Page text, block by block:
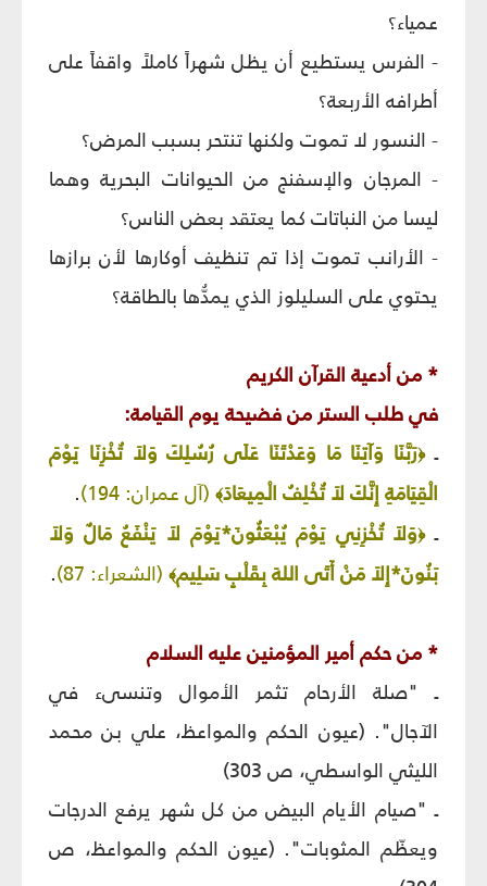
عمياء؟
- الفرس يستطيع أن يظل شهراً كاملاً واقفاً على
أطرافه الأربعة؟
- النسور لا تموت ولكنها تنتحر بسبب المرض؟
- المرجان والإسفنج من الحيوانات البحرية وهما
ليسا من النباتات كما يعتقد بعض الناس؟
- الأرانب تموت إذا تم تنظيف أوكارها لأن برازها
يحتوي على السليلوز الذي يمدُّها بالطاقة؟
* من أدعية القرآن الكريم
في طلب الستر من فضيحة يوم القيامة:
ـ﴿رَبَّنَا وَآتِنَا مَا وَعَدْتَنَا عَلَى رُسُلِكَ وَلاَ تُخْزِنَا يَوْمَ
الْقِيَامَةِ إِنَّكَ لاَ تُخْلِفُ الْمِيعَادَ﴾ (آل عمران: 194)
.
ـ﴿وَلاَ تُخْزِنِي يَوْمَ يُبْعَثُونَ*يَوْمَ لاَ يَنْفَعُ مَالٌ وَلاَ
بَنُونَ*إِلاَ مَنْ أَتَى اللهَ بِقَلْبٍ سَلِيم﴾ (الشعراء: 87) .
* من حكم أمير المؤمنين عليه السلام
ـ "صلة الأرحام تثمر الأموال وتنسىء في
الآجال". (عيون الحكم والمواعظ، علي بن محمد
الليثي الواسطي، ص 303)
ـ "صيام الأيام البيض من كل شهر يرفع الدرجات
ويعظّم المثوبات". (عيون الحكم والمواعظ، ص